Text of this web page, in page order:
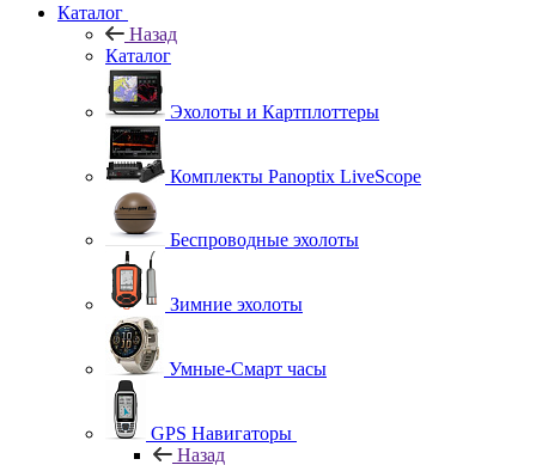
Каталог
Назад
Каталог
Эхолоты и Картплоттеры
Комплекты Panoptix LiveScope
Беспроводные эхолоты
Зимние эхолоты
Умные-Смарт часы
GPS Навигаторы
Назад